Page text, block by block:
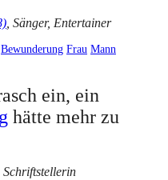
, Sänger, Entertainer
Bewunderung Frau Mann
ein, ein
hätte mehr zu
Schriftstellerin